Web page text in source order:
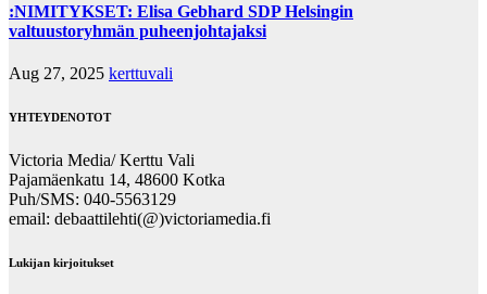
:NIMITYKSET: Elisa Gebhard SDP Helsingin
valtuustoryhmän puheenjohtajaksi
Aug 27, 2025 kerttuvali
YHTEYDENOTOT
Victoria Media/ Kerttu Vali
Pajamäenkatu 14, 48600 Kotka
Puh/SMS: 040-5563129
email: debaattilehti(@)victoriamedia.fi
Lukijan kirjoitukset